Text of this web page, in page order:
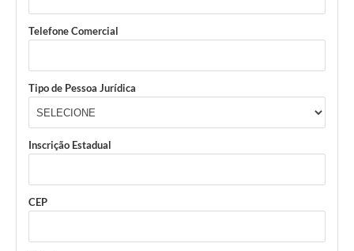
Contato
Telefone Comercial
Tipo de Pessoa Jurídica
Inscrição Estadual
CEP